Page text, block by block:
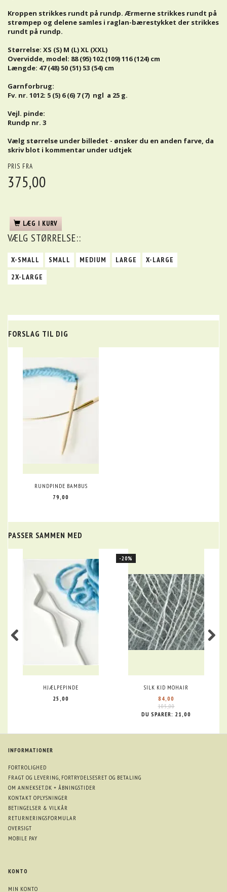
Kroppen strikkes rundt på rundp. Ærmerne strikkes rundt på
strømpep og delene samles i raglan-bærestykket der strikkes
rundt på rundp.
Størrelse: XS (S) M (L) XL (XXL)
Overvidde, model: 88 (95) 102 (109) 116 (124) cm
Længde: 47 (48) 50 (51) 53 (54) cm
Garnforbrug:
Fv. nr. 1012: 5 (5) 6 (6) 7 (7) ngl a 25 g.
Vejl. pinde:
Rundp nr. 3
Vælg størrelse under billedet - ønsker du en anden farve, da
skriv blot i kommentar under udtjek
PRIS FRA
375,00
LÆG I KURV
VÆLG STØRRELSE::
X-SMALL SMALL MEDIUM LARGE
X-LARGE
2X-LARGE
FORSLAG TIL DIG
RUNDPINDE BAMBUS
79,00
PASSER SAMMEN MED
HJÆLPEPINDE
25,00
-20%
SILK KID MOHAIR
84,00
105,00
DU SPARER: 21,00
INFORMATIONER
FORTROLIGHED
FRAGT OG LEVERING, FORTRYDELSESRET OG BETALING
OM ANNEKSET.DK + ÅBNINGSTIDER
KONTAKT OPLYSNINGER
BETINGELSER & VILKÅR
RETURNERINGSFORMULAR
OVERSIGT
MOBILE PAY
KONTO
MIN KONTO